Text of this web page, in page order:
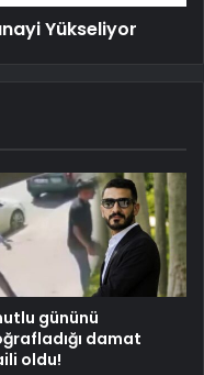
Yükseliyor
gününü
damat
oldu!